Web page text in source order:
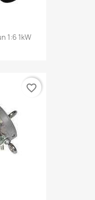
1:6 1kW
favorite_border